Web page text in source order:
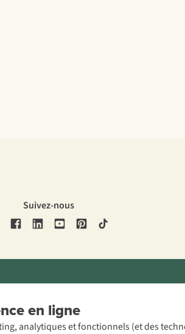
en ligne
analytiques et fonctionnels (et des
Suivez-nous